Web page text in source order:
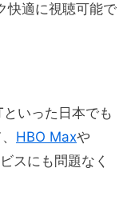
快適に視聴可能で
いった日本でも
HBO Maxや
スにも問題なく